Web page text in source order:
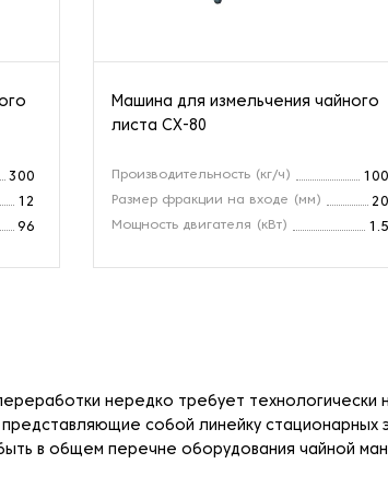
300
12
96
Машина для измельчения чайного
листа CX-80
Производительность (кг/ч)
100
Размер фракции на входе (мм)
20
Мощность двигателя (кВт)
1.5
нередко требует технологически
представляющие собой линейку стационарных
в общем перечне оборудования чайной